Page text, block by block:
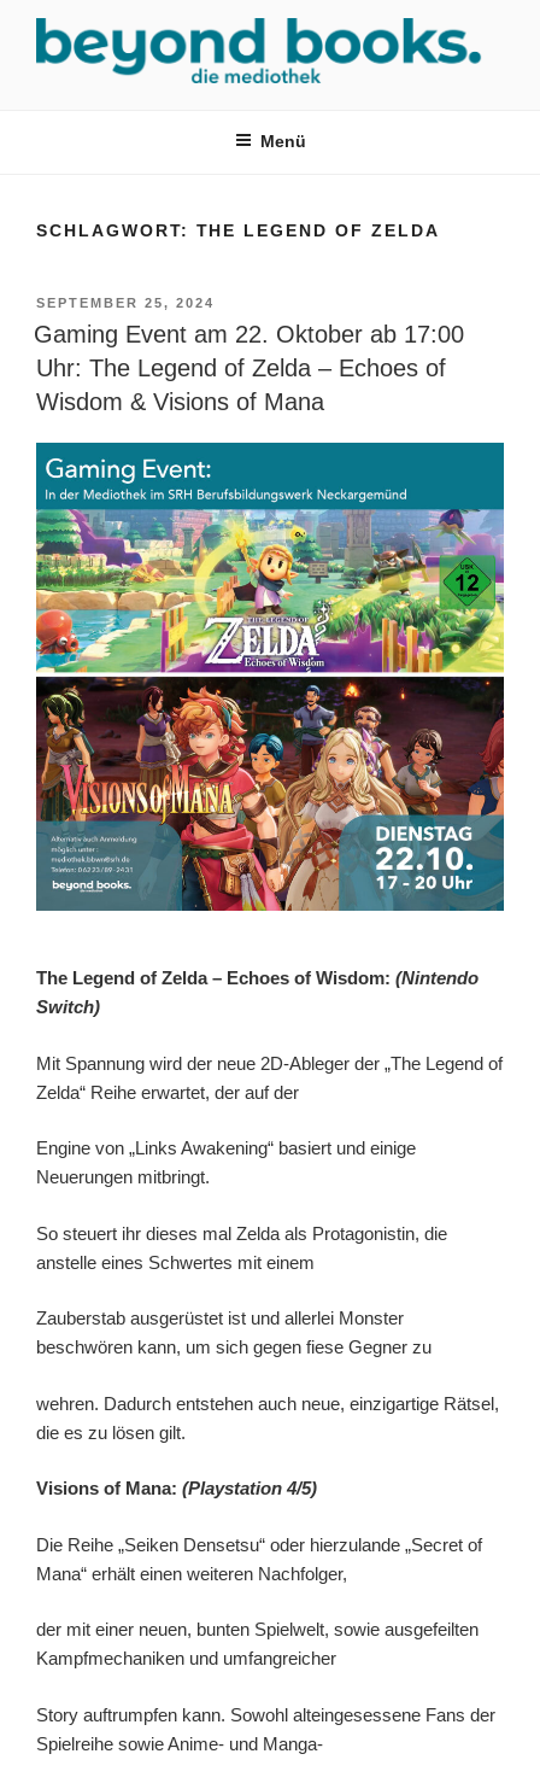
springen
Menü
SCHLAGWORT: THE LEGEND OF ZELDA
VERÖFFENTLICHT
AM
SEPTEMBER 25, 2024
Gaming Event am 22. Oktober ab 17:00
Uhr: The Legend of Zelda – Echoes of
Wisdom & Visions of Mana
The Legend of Zelda – Echoes of Wisdom: (Nintendo
Switch)
Mit Spannung wird der neue 2D-Ableger der „The Legend of
Zelda“ Reihe erwartet, der auf der
Engine von „Links Awakening“ basiert und einige
Neuerungen mitbringt.
So steuert ihr dieses mal Zelda als Protagonistin, die
anstelle eines Schwertes mit einem
Zauberstab ausgerüstet ist und allerlei Monster
beschwören kann, um sich gegen fiese Gegner zu
wehren. Dadurch entstehen auch neue, einzigartige Rätsel,
die es zu lösen gilt.
Visions of Mana: (Playstation 4/5)
Die Reihe „Seiken Densetsu“ oder hierzulande „Secret of
Mana“ erhält einen weiteren Nachfolger,
der mit einer neuen, bunten Spielwelt, sowie ausgefeilten
Kampfmechaniken und umfangreicher
Story auftrumpfen kann. Sowohl alteingesessene Fans der
Spielreihe sowie Anime- und Manga-